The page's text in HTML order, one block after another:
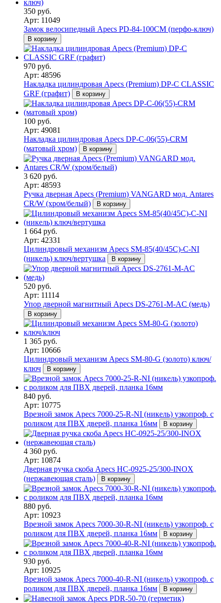
350 руб.
Арт: 11049
Замок велосипедный Apecs PD-84-100CM (перфо-ключ)
В корзину
970 руб.
Арт: 48596
Накладка цилиндровая Apecs (Premium) DP-C CLASSIC
GRF (графит)
В корзину
100 руб.
Арт: 49081
Накладка цилиндровая Apecs DP-C-06(55)-CRM
(матовый хром)
В корзину
3 620 руб.
Арт: 48593
Ручка дверная Apecs (Premium) VANGARD мод. Antares
CR/W (хром/белый)
В корзину
1 664 руб.
Арт: 42331
Цилиндровый механизм Apecs SM-85(40/45C)-C-NI
(никель) ключ/вертушка
В корзину
520 руб.
Арт: 11114
Упор дверной магнитный Apecs DS-2761-M-AC (медь)
В корзину
1 365 руб.
Арт: 10666
Цилиндровый механизм Apecs SM-80-G (золото) ключ/
ключ
В корзину
840 руб.
Арт: 10775
Врезной замок Apecs 7000-25-R-NI (никель) узкопроф. с
роликом для ПВХ дверей, планка 16мм
В корзину
4 360 руб.
Арт: 10874
Дверная ручка скоба Apecs HC-0925-25/300-INOX
(нержавеющая сталь)
В корзину
880 руб.
Арт: 10923
Врезной замок Apecs 7000-30-R-NI (никель) узкопроф. с
роликом для ПВХ дверей, планка 16мм
В корзину
930 руб.
Арт: 10925
Врезной замок Apecs 7000-40-R-NI (никель) узкопроф. с
роликом для ПВХ дверей, планка 16мм
В корзину